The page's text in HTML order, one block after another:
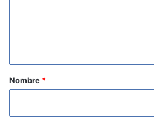
r
o
Nombre *